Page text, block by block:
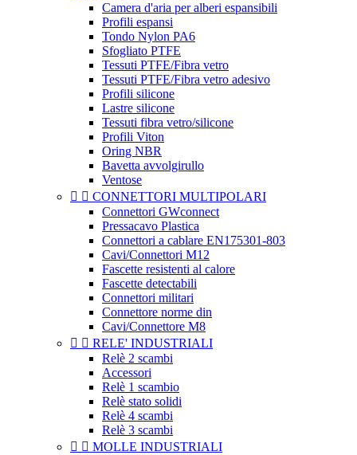
Camera d'aria per alberi espansibili
Profili espansi
Tondo Nylon PA6
Sfogliato PTFE
Tessuti PTFE/Fibra vetro
Tessuti PTFE/Fibra vetro adesivo
Profili silicone
Lastre silicone
Tessuti fibra vetro/silicone
Profili Viton
Oring NBR
Bavetta avvolgirullo
Ventose
  CONNETTORI MULTIPOLARI
Connettori GWconnect
Pressacavo Plastica
Connettori a cablare EN175301-803
Cavi/Connettori M12
Fascette resistenti al calore
Fascette detectabili
Connettori militari
Connettore norme din
Cavi/Connettore M8
  RELE' INDUSTRIALI
Relè 2 scambi
Accessori
Relè 1 scambio
Relè stato solidi
Relè 4 scambi
Relè 3 scambi
  MOLLE INDUSTRIALI